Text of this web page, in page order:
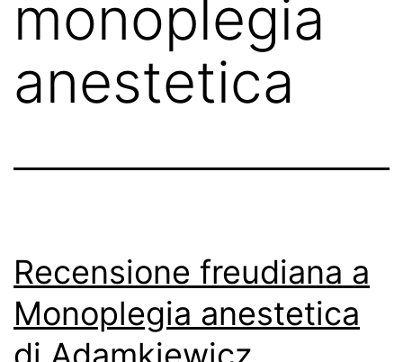
monoplegia
anestetica
Recensione freudiana a
Monoplegia anestetica